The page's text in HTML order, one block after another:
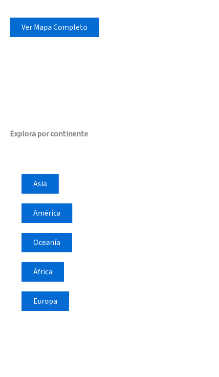
Ver Mapa Completo
Explora por continente
Asia
América
Oceanía
África
Europa